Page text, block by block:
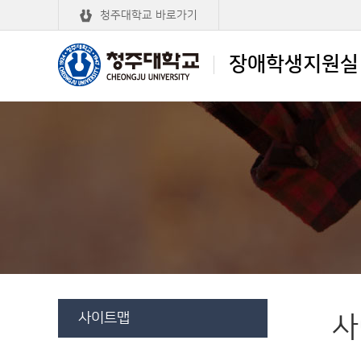
장애학생지원실
청주대학교 바로가기
사이트맵